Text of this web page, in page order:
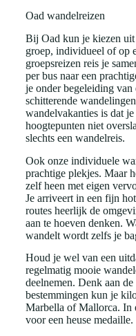
Oad wandelreizen
Bij Oad kun je kiezen
groep, individueel of op
groepsreizen reis je
per bus naar een
je onder begeleiding van
schitterende
wandelvakanties is dat
hoogtepunten niet
slechts een wandelreis.
Ook onze individuele
prachtige plekjes. Maar
zelf heen met eigen
Je arriveert in een fijn
routes heerlijk de
aan te hoeven denken.
wandelt wordt zelfs je
Houd je wel van een
regelmatig mooie
deelnemen. Denk aan
bestemmingen kun je
Marbella of Mallorca. In
voor een heuse